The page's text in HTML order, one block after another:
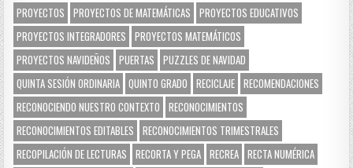
PROYECTOS
PROYECTOS DE MATEMÁTICAS
PROYECTOS EDUCATIVOS
PROYECTOS INTEGRADORES
PROYECTOS MATEMÁTICOS
PROYECTOS NAVIDEÑOS
PUERTAS
PUZZLES DE NAVIDAD
QUINTA SESIÓN ORDINARIA QUINTO GRADO RECICLAJE RECOMENDACIONES
RECONOCIENDO NUESTRO CONTEXTO
RECONOCIMIENTOS
RECONOCIMIENTOS EDITABLES
RECONOCIMIENTOS TRIMESTRALES
RECOPILACIÓN DE LECTURAS
RECORTA Y PEGA RECREA RECTA NUMÉRICA